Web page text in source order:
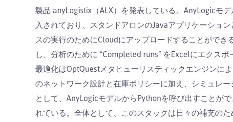
製品 anyLogistix（ALX）を発表している。AnyLogicモ
入されており、スタンドアロンのJavaアプリケーショ
スの実行のためにCloudにアップロードすることができ
し、分析のために “Completed runs” をExcelにエクス
最適化はOptQuestメタヒューリスティックエンジンに
のネットワーク設計と在庫ポリシーに加え、シミュレ
として、AnyLogicモデルからPythonを呼び出すことが
れている。全体として、このスタックは日々の補充の